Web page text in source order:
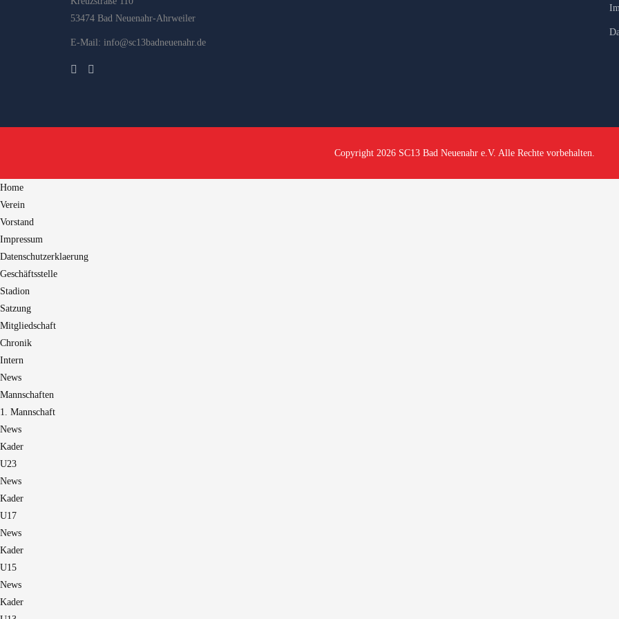
53474 Bad Neuenahr-Ahrweiler
E-Mail: info@sc13badneuenahr.de
Copyright 2026 SC13 Bad Neuenahr e.V. Alle Rechte vorbehalten.
Home
Verein
Vorstand
Impressum
Datenschutzerklaerung
Geschäftsstelle
Stadion
Satzung
Mitgliedschaft
Chronik
Intern
News
Mannschaften
1. Mannschaft
News
Kader
U23
News
Kader
U17
News
Kader
U15
News
Kader